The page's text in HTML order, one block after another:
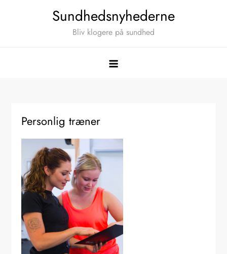
Sundhedsnyhederne
Bliv klogere på sundhed
Personlig træner